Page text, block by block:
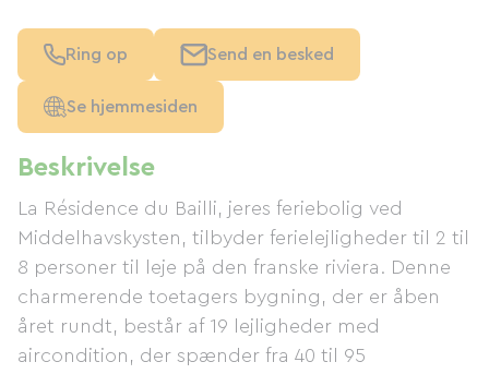
Beskrivelse
La Résidence du Bailli, jeres feriebolig ved
Middelhavskysten, tilbyder ferielejligheder til 2 til
8 personer til leje på den franske riviera. Denne
charmerende toetagers bygning, der er åben
året rundt, består af 19 lejligheder med
aircondition, der spænder fra 40 til 95
Ring op Send en besked
Se hjemmesiden